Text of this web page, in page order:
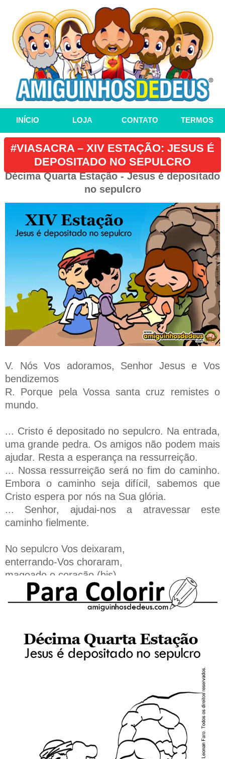
INÍCIO LOJA CONTATO TERMOS
#VIASACRA – XIV ESTAÇÃO: JESUS É
DEPOSITADO NO SEPULCRO
Décima Quarta Estação - Jesus é depositado
no sepulcro
V. Nós Vos adoramos, Senhor Jesus e Vos
bendizemos
R. Porque pela Vossa santa cruz remistes o
mundo.
... Cristo é depositado no sepulcro. Na entrada,
uma grande pedra. Os amigos não podem mais
ajudar. Resta a esperança na ressurreição.
... Nossa ressurreição será no fim do caminho.
Embora o caminho seja difícil, sabemos que
Cristo espera por nós na Sua glória.
... Senhor, ajudai-nos a atravessar este
caminho fielmente.
No sepulcro Vos deixaram,
enterrando-Vos choraram,
magoado o coração (bis).